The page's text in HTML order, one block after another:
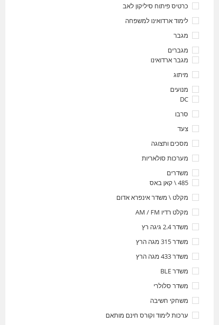
כרטיס פיתוח סיליקון לאב
לימוד ארדואינו למשפחה
מגבר
מגברים
מגבר ארדואינו
מיתוג
מנועים
DC
סרבו
צעד
מסכים ותצוגה
מערכות סולאריות
משדרים
485 \ קאן באס
מקלט \ משדר אינפרא אדום
מקלט רדיו AM / FM
משדר 2.4 גיגה רץ
משדר 315 מגה הרץ
משדר 433 מגה הרץ
משדר BLE
משדר סלולרי
משחקי חשיבה
ערכות לימוד וקורס חינם מותאם